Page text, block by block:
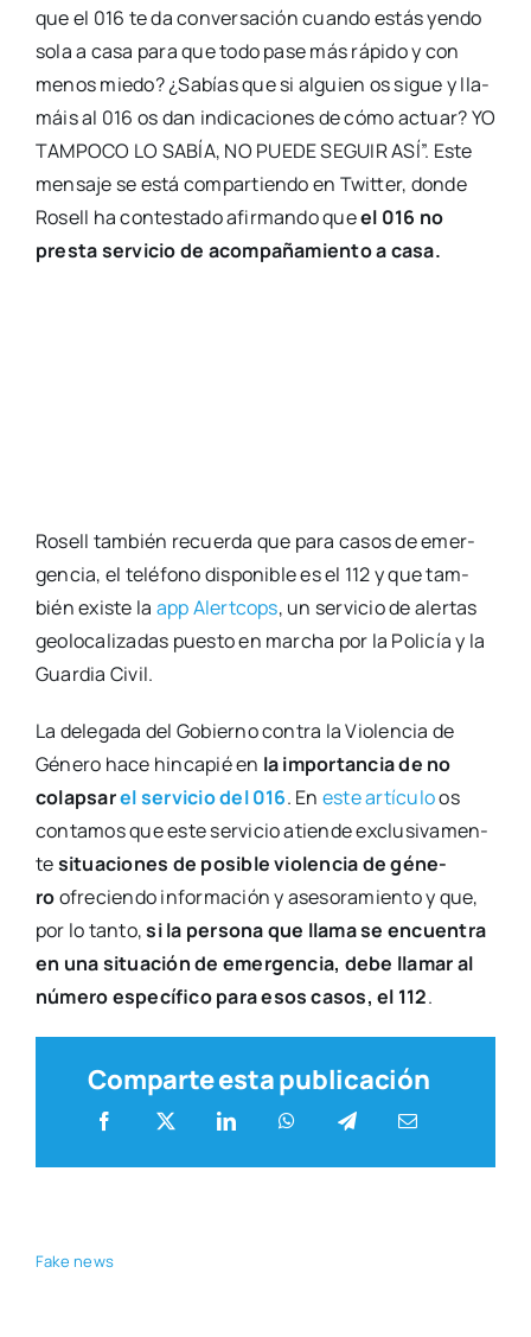
que el 016 te da con­ver­sa­ción cuan­do estás yen­do
sola a casa para que todo pase más rápi­do y con
menos mie­do? ¿Sabías que si alguien os sigue y lla­
máis al 016 os dan indi­ca­cio­nes de cómo actuar? YO
TAMPOCO LO SABÍA, NO PUEDE SEGUIR ASÍ”. Este
men­sa­je se está com­par­tien­do en Twit­ter, don­de
Rosell ha con­tes­ta­do afir­man­do queel 016 no
pres­ta ser­vi­cio de acom­pa­ña­mien­to a casa.
Rosell tam­bién recuer­da que para casos de emer­
gen­cia, el telé­fono dis­po­ni­ble es el 112 y que tam­
bién exis­te la app Alert­cops, un ser­vi­cio de aler­tas
geo­lo­ca­li­za­das pues­to en mar­cha por la Poli­cía y la
Guar­dia Civil.
La dele­ga­da del Gobierno con­tra la Vio­len­cia de
Géne­ro hace hin­ca­pié en la impor­tan­cia de no
colap­sarel ser­vi­cio del 016. En este artícu­loos
con­ta­mos que este ser­vi­cio atien­de exclu­si­va­men­
tesitua­cio­nes de posi­ble vio­len­cia de géne­
roofre­cien­do infor­ma­ción y ase­so­ra­mien­to y que,
por lo tan­to,si la per­so­na que lla­ma se encuen­tra
en una situa­ción de emer­gen­cia, debe lla­mar al
núme­ro espe­cí­fi­co para esos casos, el 112.
Comparte esta publicación
Fake news